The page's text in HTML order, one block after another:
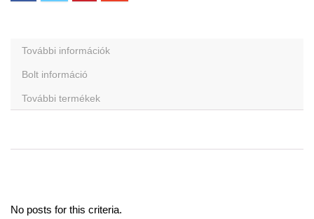
További információk
Bolt információ
További termékek
No posts for this criteria.